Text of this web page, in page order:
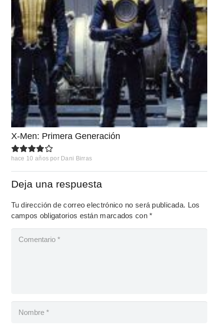
X-Men: Primera Generación
hace 10 años por Dani Birras
Deja una respuesta
Tu dirección de correo electrónico no será publicada. Los
campos obligatorios están marcados con*